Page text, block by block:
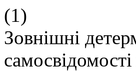
(1)
Зовнішні